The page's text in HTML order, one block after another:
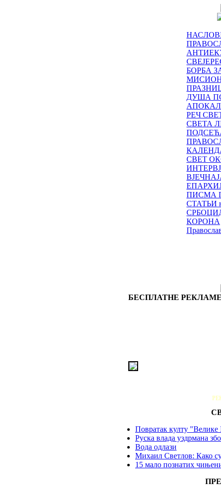
БОРБА
ДУША
РЕЧ
СВЕТА
СВЕТ
ПИСМА
СТАТЬИ
КОРОНА
БЕСПЛАТНЕ
Повратак култу "Велике
Руска влада уздрмана
Вода одлази
Михаил Светлов: Како
15 мало познатих